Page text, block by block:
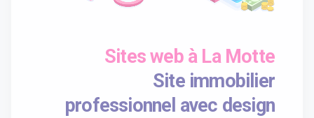
Sites web à La Motte
Site immobilier
professionnel avec design